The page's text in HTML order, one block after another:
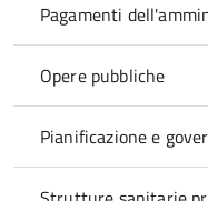
Pagamenti
Opere pubbliche
Pianificazione e